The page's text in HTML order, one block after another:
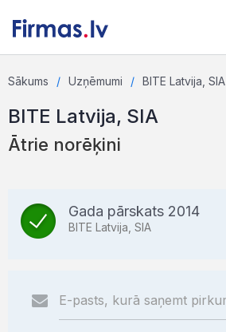
Sākums Uzņēmumi BITE Latvija, SIA
BITE Latvija, SIA
Ātrie norēķini
Gada pārskats 2014
BITE Latvija, SIA